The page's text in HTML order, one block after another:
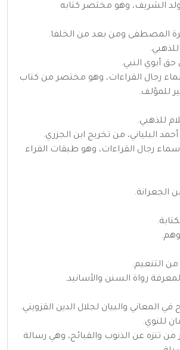
الشريف، وهو مختصر كتابه
المصطفى ومن بعد من الخلفا.
حق أبوي النبي.
رجال القراءات، وهو مختصر من كتاب
للمؤلف.
للذهبي.
البلياني، من تخريج ابن الجزري.
رجال القراءات، وهو طبقات القراء
الجعرانة.
من التنعيم.
رواة السنن والأسانيد.
المعاني والبيان لجلال الدين القزويني.
للنوي.
من تنزه عن الذنوب والقبائح، وهي رسالة